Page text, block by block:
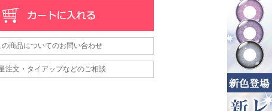
の商品についてのお問い合わせ
注文・タイアップなどのご相談